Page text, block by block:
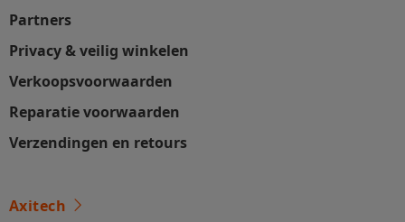
Partners
Privacy & veilig winkelen
Verkoopsvoorwaarden
Reparatie voorwaarden
Verzendingen en retours
Axitech